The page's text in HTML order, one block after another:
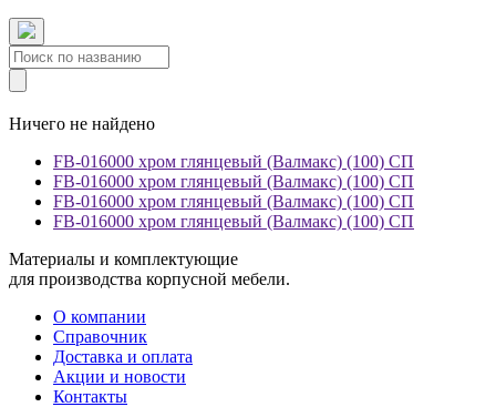
Ничего не найдено
FB-016000 хром глянцевый (Валмакс) (100) СП
FB-016000 хром глянцевый (Валмакс) (100) СП
FB-016000 хром глянцевый (Валмакс) (100) СП
FB-016000 хром глянцевый (Валмакс) (100) СП
Материалы и комплектующие
для производства корпусной мебели.
О компании
Справочник
Доставка и оплата
Акции и новости
Контакты